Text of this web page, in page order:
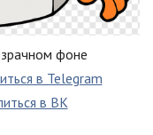
фоне
в Telegram
в ВК